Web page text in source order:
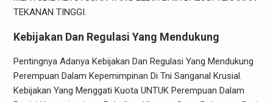
TEKANAN TINGGI.
Kebijakan Dan Regulasi Yang Mendukung
Pentingnya Adanya Kebijakan Dan Regulasi Yang Mendukung
Perempuan Dalam Kepemimpinan Di Tni Sanganal Krusial.
Kebijakan Yang Menggati Kuota UNTUK Perempuan Dalam